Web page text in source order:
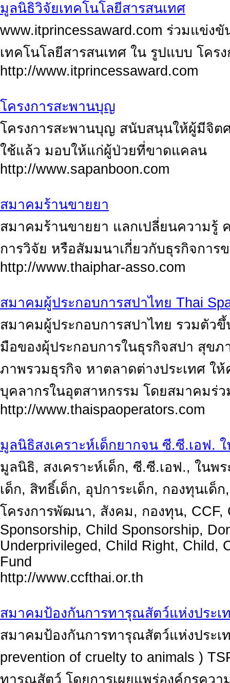
มูลนิธิวิจัยเทคโนโลยีสารสนเทศ
www.itprincessaward.com ร่วมแข่ง
เทคโนโลยีสารสนเทศ ใน รูปแบบ โคร
http://www.itprincessaward.com
โครงการสะพานบุญ
โครงการสะพานบุญ สนับสนุนให้ผู้มีจิ
ใช้แล้ว มอบให้แก่ผู้ป่วยที่ขาดแคลน
http://www.sapanboon.com
สมาคมร้านขายยา
สมาคมร้านขายยา แลกเปลี่ยนความรู้
การวิจัย หรือสัมมนาเกี่ยวกับธุรกิจการ
http://www.thaiphar-asso.com
สมาคมผู้ประกอบการสปาไทย Thai
สมาคมผู้ประกอบการสปาไทย รวมตัว
มือของผุ้ประกอบการในธุรกิจสปา สุข
ภาพรวมธุรกิจ หาตลาดต่างประเทศ ใ
บุคลากรในอุตสาหกรรม โดยสมาคมร่
http://www.thaispaoperators.com
มูลนิธิสงเคราะห์เด็กยากจน ซี.ซี.เอฟ.
มูลนิธิ, สงเคราะห์เด็ก, ซี.ซี.เอฟ., ใน
เด็ก, สิทธิ์เด็ก, อุปการะเด็ก, กองทุนเ
โครงการพัฒนา, สังคม, กองทุน, CCF,
Sponsorship, Child Sponsorship,
Underprivileged, Child Right, Child,
Fund
http://www.ccfthai.or.th
สมาคมป้องกันการทารุณสัตว์แห่งประเ
สมาคมป้องกันการทารุณสัตว์แห่งประเ
prevention of cruelty to animals )
ทารุณสัตว์ โดยการเผยแพร่องค์กรควา